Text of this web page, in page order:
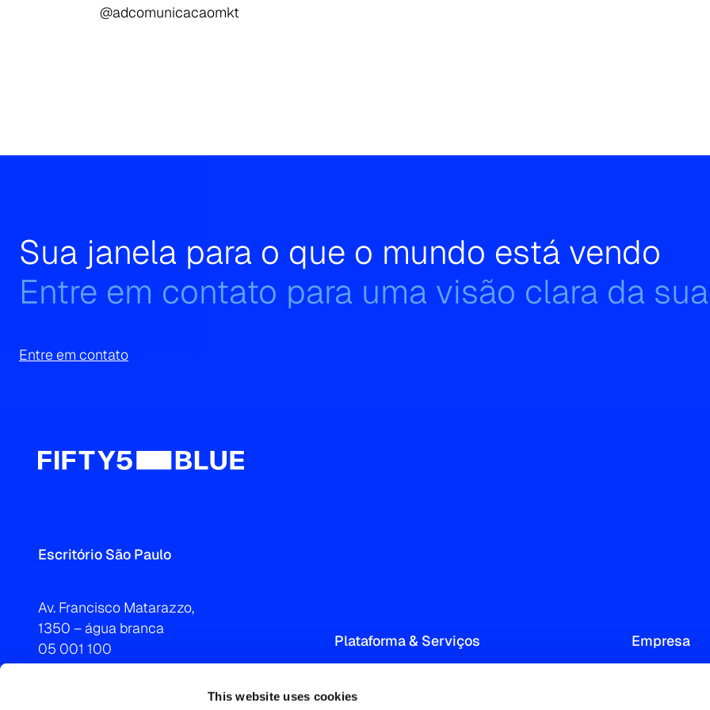
This website uses cookies
@adcomunicacaomkt
Sua janela para o que o mundo está vendo
Entre em contato para uma visão clara da
Entre em contato
Escritório São Paulo
Av. Francisco Matarazzo,
1350 – água branca
05 001 100
Brasil
Plataforma & Serviços
Consumer Targeting and Profiling
Empresa